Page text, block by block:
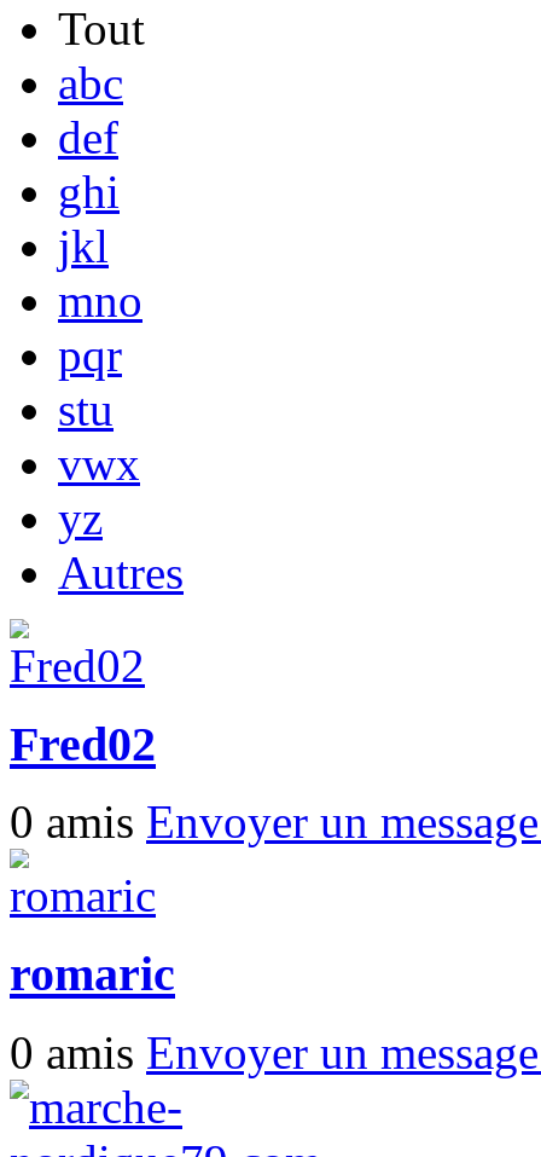
Tout
abc
def
ghi
jkl
mno
pqr
stu
vwx
yz
Autres
Fred02
0 amis Envoyer un
romaric
0 amis Envoyer un